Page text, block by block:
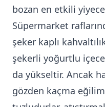
bozan en etkili
Süpermarket
şeker kaplı
şekerli yoğurtlu
da yükseltir. Ancak
gözden kaçma